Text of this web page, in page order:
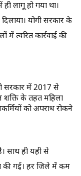
लागू हो गया था।
योगी सरकार के
त्वरित कार्रवाई की
सरकार में 2017 से
के तहत महिला
को अपराध रोकने
साथ ही यही से
की गई। हर जिले में कम